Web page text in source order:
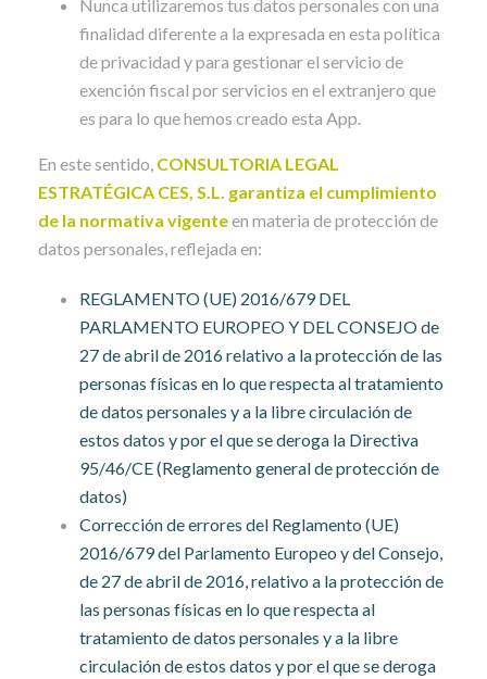
Nunca utilizaremos tus datos personales con una
finalidad diferente a la expresada en esta política
de privacidad y para gestionar el servicio de
exención fiscal por servicios en el extranjero que
es para lo que hemos creado esta App.
En este sentido, CONSULTORIA LEGAL
ESTRATÉGICA CES, S.L. garantiza el cumplimiento
de la normativa vigenteen materia de protección de
datos personales, reflejada en:
REGLAMENTO (UE) 2016/679 DEL
PARLAMENTO EUROPEO Y DEL CONSEJO de
27 de abril de 2016 relativo a la protección de las
personas físicas en lo que respecta al tratamiento
de datos personales y a la libre circulación de
estos datos y por el que se deroga la Directiva
95/46/CE (Reglamento general de protección de
datos)
Corrección de errores del Reglamento (UE)
2016/679 del Parlamento Europeo y del Consejo,
de 27 de abril de 2016, relativo a la protección de
las personas físicas en lo que respecta al
tratamiento de datos personales y a la libre
circulación de estos datos y por el que se deroga